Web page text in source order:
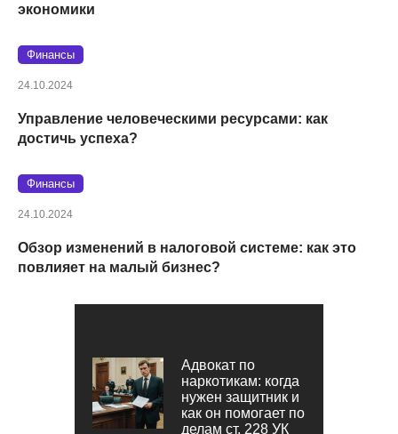
экономики
Финансы
24.10.2024
Управление человеческими ресурсами: как
достичь успеха?
Финансы
24.10.2024
Обзор изменений в налоговой системе: как это
повлияет на малый бизнес?
Адвокат по
наркотикам: когда
нужен защитник и
как он помогает по
делам ст. 228 УК